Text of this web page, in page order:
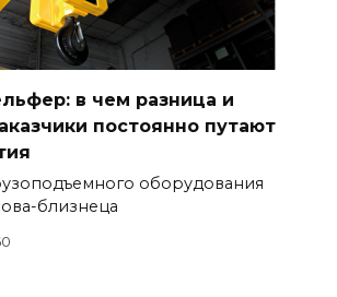
в чем разница и
постоянно путают
оборудования
близнеца